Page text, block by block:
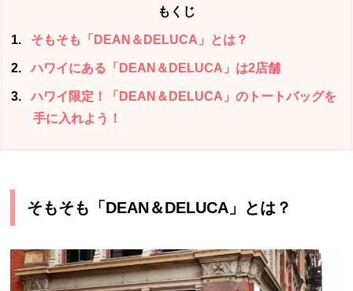
もくじ
1 そもそも「DEAN＆DELUCA」とは？
2 ハワイにある「DEAN＆DELUCA」は2店舗
3
ハワイ限定！「DEAN＆DELUCA」のトートバッグを
手に入れよう！
そもそも「DEAN＆DELUCA」とは？